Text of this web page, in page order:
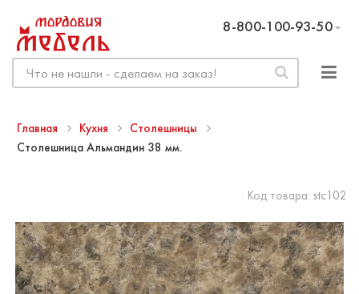
8-800-100-93-50
Главная Кухня
Столешницы
Столешница Альмандин 38 мм.
Код товара: stc102